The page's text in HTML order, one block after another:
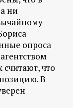
ни
опроса
что
В